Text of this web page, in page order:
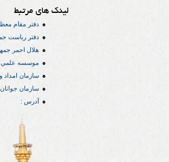
لینک های مرتبط
دفتر مقام
دفتر رياست
هلال احمر
موسسه علمي
سازمان امداد
سازمان جوانان
آدرس :